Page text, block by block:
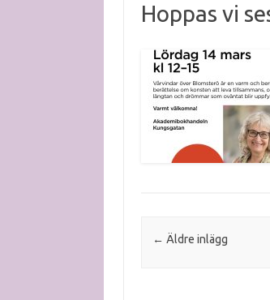
Hoppas vi
Post navigation
← Äldre inlägg